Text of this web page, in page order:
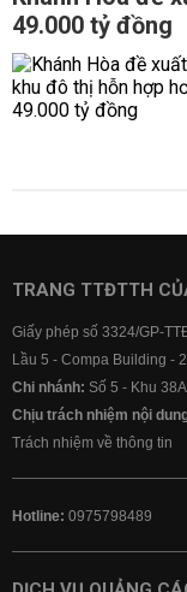
49.000 tỷ đồng
TRANG TTĐTTH
Giấy phép số 3324/GP-
Lầu 5 - Compa Building -
Chi nhánh: Số 5 - Khu
Chịu trách nhiệm nội
Trách nhiệm về thông tin
Hotline: 0975798489